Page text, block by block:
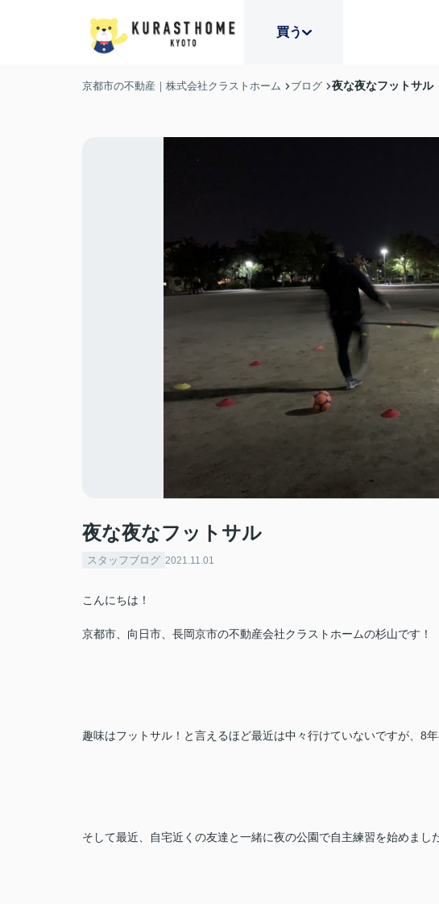
買う
京都市の不動産｜株式会社クラストホーム ブログ 夜な夜なフットサル
夜な夜なフットサル
スタッフブログ 2021.11.01
こんにちは！
京都市、向日市、長岡京市の不動産会社クラストホームの杉山です！
趣味はフットサル！と言えるほど最近は中々行けていないですが、8
そして最近、自宅近くの友達と一緒に夜の公園で自主練習を始めました